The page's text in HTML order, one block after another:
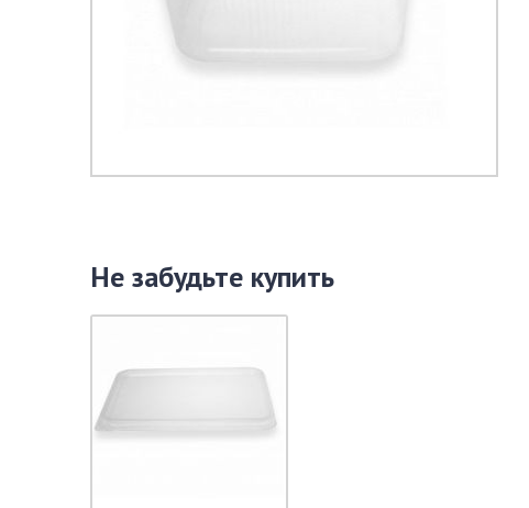
Не забудьте купить